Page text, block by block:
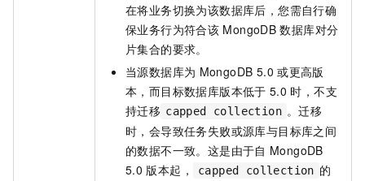
在将业务切换为该数据库后，您需自行确
保业务行为符合该 MongoDB 数据库对分
片集合的要求。
当源数据库为 MongoDB 5.0 或更高版
本，而目标数据库版本低于 5.0 时，不支
持迁移 capped collection 。迁移
时，会导致任务失败或源库与目标库之间
的数据不一致。这是由于自 MongoDB
5.0 版本起， capped collection 的